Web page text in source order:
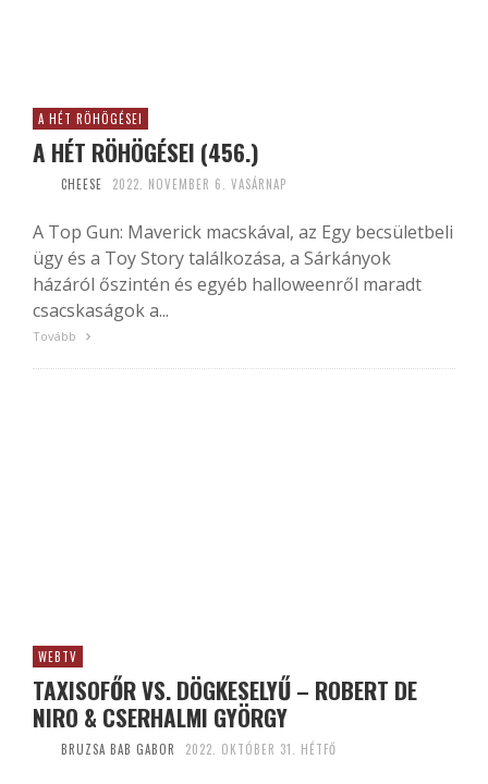
A HÉT RÖHÖGÉSEI
A HÉT RÖHÖGÉSEI (456.)
CHEESE 2022. NOVEMBER 6. VASÁRNAP
A Top Gun: Maverick macskával, az Egy becsületbeli
ügy és a Toy Story találkozása, a Sárkányok
házáról őszintén és egyéb halloweenről maradt
csacskaságok a...
Tovább
WEBTV
TAXISOFŐR VS. DÖGKESELYŰ – ROBERT DE
NIRO & CSERHALMI GYÖRGY
BRUZSA BAB GABOR 2022. OKTÓBER 31. HÉTFŐ